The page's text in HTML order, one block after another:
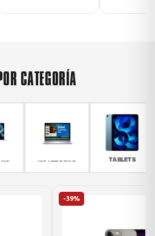
CATEGORÍA
NOTEBOOKS TABLETS
-39%